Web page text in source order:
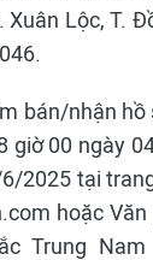
Xuân Lộc, T.
bán/nhận
giờ 00 ngày
2025 tại
hoặc
Trung